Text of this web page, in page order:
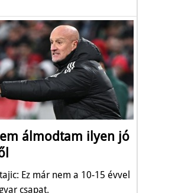
álmodtam ilyen jó
Ez már nem a 10-15 évvel
csapat.